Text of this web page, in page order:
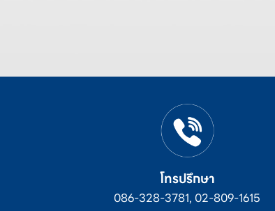
โทรปรึกษา
086-328-3781, 02-809-1615